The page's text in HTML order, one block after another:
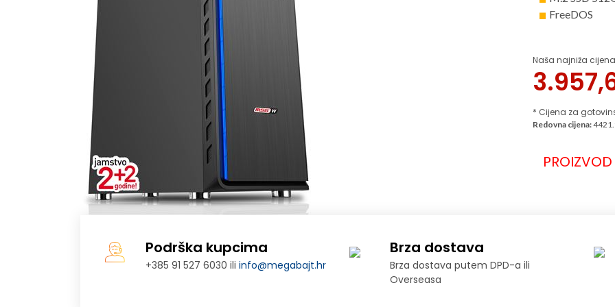
FreeDOS
Naša najniža
* Cijena za
Redovna cijena:
Podrška kupcima
+385 91 527 6030 iliinfo@megabajt.hr
Brza dostava
Brza dostava putem DPD-a ili
Overseasa